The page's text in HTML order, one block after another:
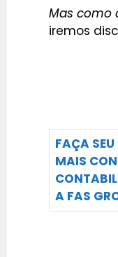
Mas como
iremos
FAÇA
MAIS
A FAS